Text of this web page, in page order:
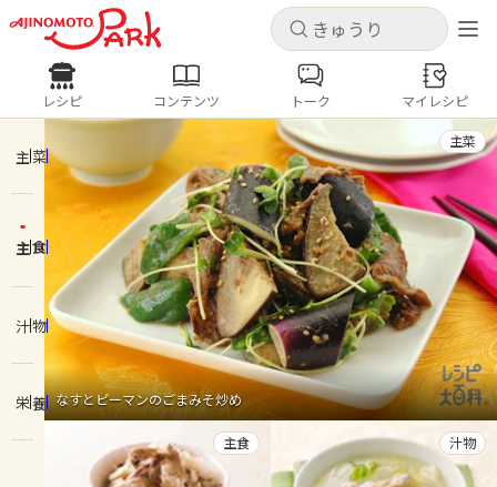
キャンセル
ログインするとレシピを保存できます
ログイン 新規登録
ホーム
コンテンツ
レシピ
トーク
キャンセル
レシピ コンテンツ
人気の食材・レシピ
きゅうり なす トマト
とうもろこし
ピーマン
みょうが ゴーヤ
レシピ コンテンツ トーク マイレシピ
主菜
主食
汁物
栄養 なすとピーマンのごまみそ炒め
主菜
主食 汁物